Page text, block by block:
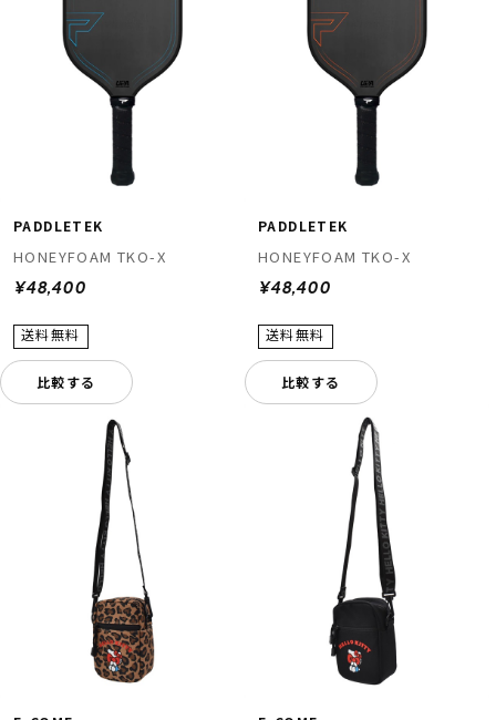
PADDLETEK
HONEYFOAM TKO-X
¥48,400
比較する
PADDLETEK
HONEYFOAM TKO-X
¥48,400
比較する